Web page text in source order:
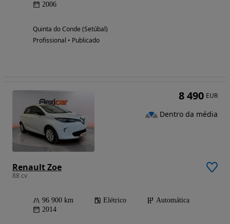
2006
Quinta do Conde (Setúbal)
Profissional • Publicado
Renault Zoe
88 cv
96 900 km Elétrico
Automática
2014
8 490 EUR
Dentro da média